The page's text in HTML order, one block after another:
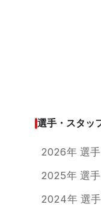
選手・スタッ
2026年 選
2025年 選
2024年 選